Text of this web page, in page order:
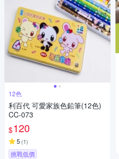
12色
利百代 可愛家族色鉛筆(12色)
CC-073
$120
5 (1)
挑戰低價